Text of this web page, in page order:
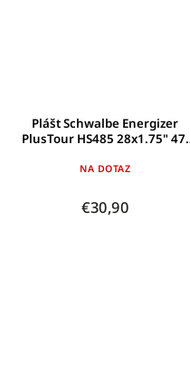
Plášt Schwalbe Energizer
PlusTour HS485 28x1.75" 47-
NA DOTAZ
€30,90